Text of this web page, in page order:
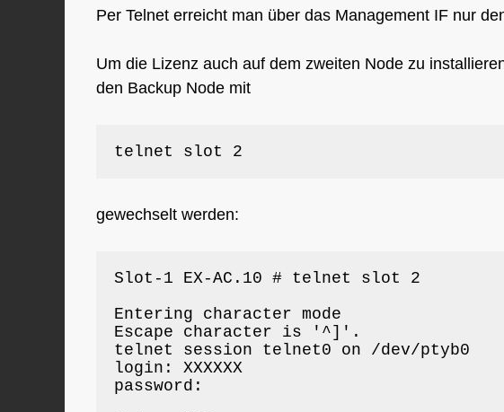
Per Telnet erreicht man über das Management IF nur
Um die Lizenz auch auf dem zweiten Node zu
den Backup Node mit
telnet slot 2
gewechselt werden:
Slot-1 EX-AC.10 # telnet slot 2
Entering character mode
Escape character is '^]'.
telnet session telnet0 on /dev/ptyb0
login: XXXXXX
password: